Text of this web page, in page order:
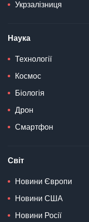
Укрзалізниця
Наука
Технології
Космос
Біологія
Дрон
Смартфон
Світ
Новини Європи
Новини США
Новини Росії